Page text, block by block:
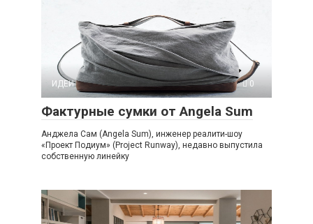
ИДЕИ 0
Фактурные сумки от Angela Sum
Анджела Сам (Angela Sum), инженер реалити-шоу
«Проект Подиум» (Project Runway), недавно выпустила
собственную линейку